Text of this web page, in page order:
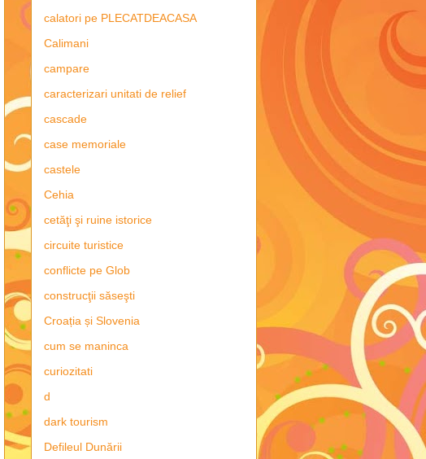
calatori pe PLECATDEACASA
Calimani
campare
caracterizari unitati de relief
cascade
case memoriale
castele
Cehia
cetăţi şi ruine istorice
circuite turistice
conflicte pe Glob
construcţii săseşti
Croația și Slovenia
cum se maninca
curiozitati
d
dark tourism
Defileul Dunării